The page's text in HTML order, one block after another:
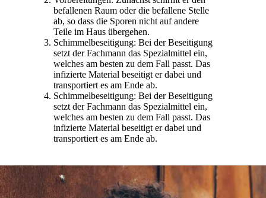
befallenen Raum oder die befallene Stelle
ab, so dass die Sporen nicht auf andere
Teile im Haus übergehen.
Schimmelbeseitigung: Bei der Beseitigung
setzt der Fachmann das Spezialmittel ein,
welches am besten zu dem Fall passt. Das
infizierte Material beseitigt er dabei und
transportiert es am Ende ab.
Schimmelbeseitigung: Bei der Beseitigung
setzt der Fachmann das Spezialmittel ein,
welches am besten zu dem Fall passt. Das
infizierte Material beseitigt er dabei und
transportiert es am Ende ab.